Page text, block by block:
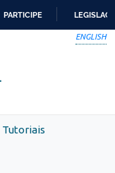
PARTICIPE
ENGLISH
Tutoriais